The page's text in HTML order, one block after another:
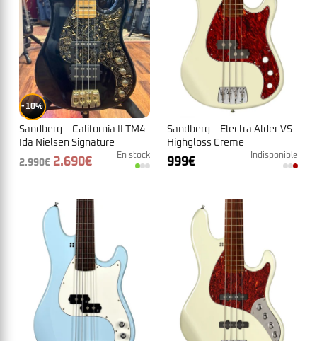
10%
Sandberg – California II TM4
Ida Nielsen Signature
2.990€ Le
2.990€.
2.690€Le
2.690€.
En stock
Sandberg – Electra Alder VS
Highgloss Creme
999€ Indisponible